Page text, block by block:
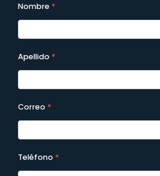
A2026 -
Formulario
Programas
Nombre *
Apellido *
Correo *
Teléfono *